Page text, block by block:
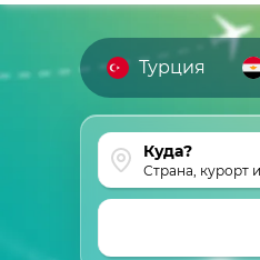
Турция
Страна, курорт